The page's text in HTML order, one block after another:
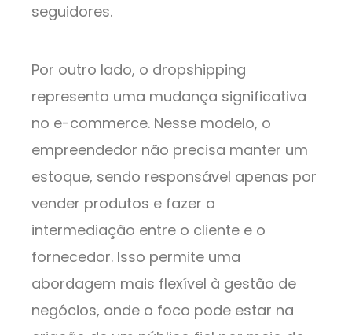
seguidores.
Por outro lado, o dropshipping
representa uma mudança significativa
no e-commerce. Nesse modelo, o
empreendedor não precisa manter um
estoque, sendo responsável apenas por
vender produtos e fazer a
intermediação entre o cliente e o
fornecedor. Isso permite uma
abordagem mais flexível à gestão de
negócios, onde o foco pode estar na